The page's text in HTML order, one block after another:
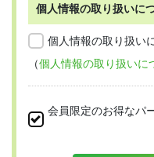
第2条 （適
本規約は、すべ
ります。
個人情報の取り扱いに
個人情報の取り扱い
（個人情報の取り扱いに
会員限定のお得なパ